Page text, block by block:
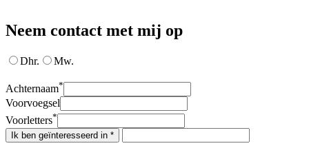
Neem contact met mij op
Dhr. Mw.
Achternaam*
Voorvoegsel
Voorletters*
Ik ben geïnteresseerd in *